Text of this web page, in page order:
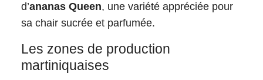
d’ananas Queen, une variété appréciée pour
sa chair sucrée et parfumée.
Les zones de production
martiniquaises